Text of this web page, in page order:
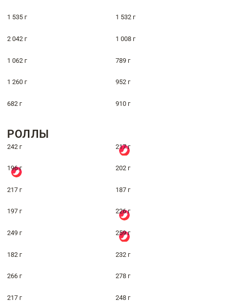
1 535 г 1 532 г
2 042 г 1 008 г
1 062 г 789 г
1 260 г 952 г
682 г 910 г
РОЛЛЫ
242 г 217 г
196 г 202 г
217 г 187 г
197 г 226 г
249 г 259 г
182 г 232 г
266 г 278 г
217 г 248 г